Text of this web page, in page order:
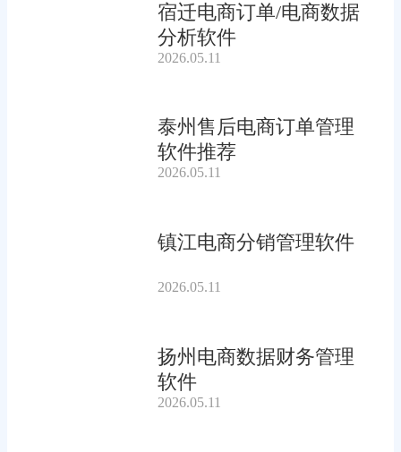
宿迁电商订单/电商数据
分析软件
2026.05.11
泰州售后电商订单管理
软件推荐
2026.05.11
镇江电商分销管理软件
2026.05.11
扬州电商数据财务管理
软件
2026.05.11